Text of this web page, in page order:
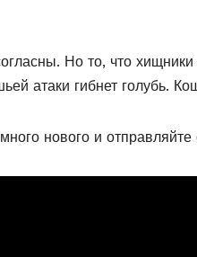
Но то, что хищники
атаки гибнет голубь.
нового и